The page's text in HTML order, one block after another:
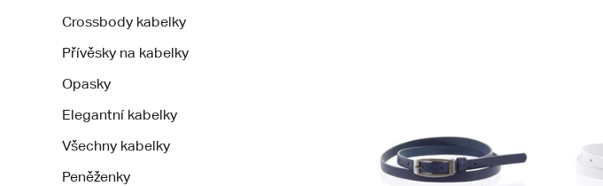
Crossbody kabelky
Přívěsky na kabelky
Opasky
Elegantní kabelky
Všechny kabelky
Peněženky